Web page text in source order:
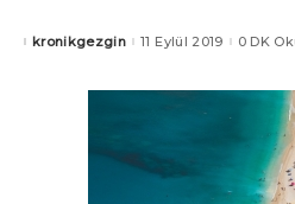
Posted
kronikgezgin 11 Eylül 2019 0 DK